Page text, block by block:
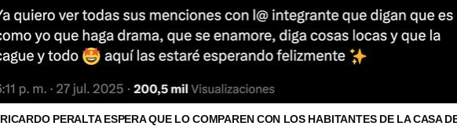
RICARDO PERALTA ESPERA QUE LO COMPAREN CON LOS HABITANTES DE LA CASA